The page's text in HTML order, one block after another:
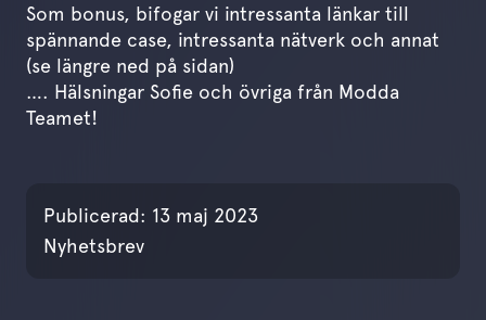
Som bonus, bifogar vi intressanta länkar till
spännande case, intressanta nätverk och annat
(se längre ned på sidan)
…. Hälsningar Sofie och övriga från Modda
Teamet!
Publicerad: 13 maj 2023Publicerades den
Nyhetsbrev